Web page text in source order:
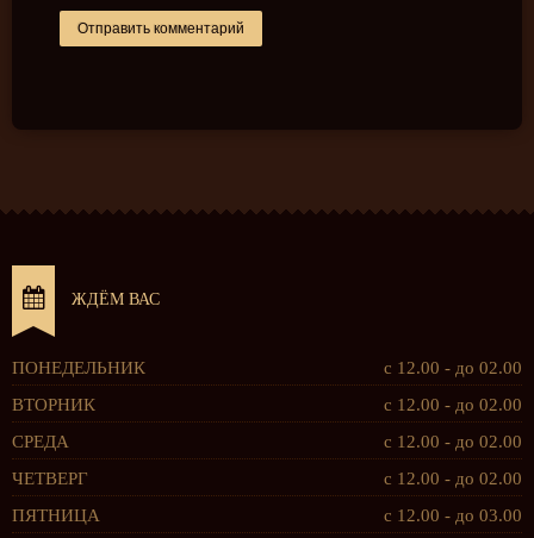
ЖДЁМ ВАС
ПОНЕДЕЛЬНИК
с 12.00 - до 02.00
ВТОРНИК
с 12.00 - до 02.00
СРЕДА
с 12.00 - до 02.00
ЧЕТВЕРГ
с 12.00 - до 02.00
ПЯТНИЦА
с 12.00 - до 03.00